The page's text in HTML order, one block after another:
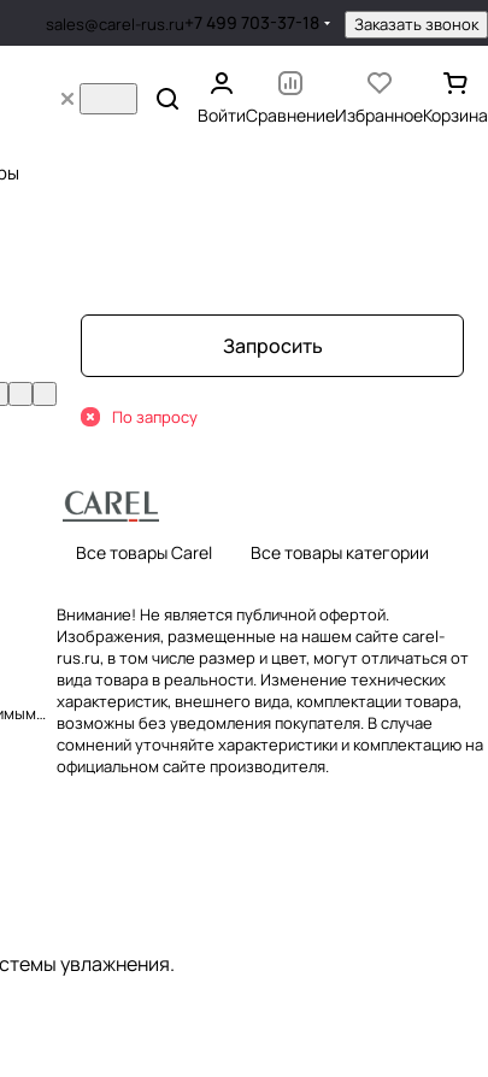
sales@carel-rus.ru+7 499 703-37-18 Заказать звонок
ВойтиСравнениеИзбранноеКорзина
Запросить
По запросу
Все товары Carel Все товары категории
Внимание! Не является публичной офертой.
Изображения, размещенные на нашем сайте carel-
rus.ru, в том числе размер и цвет, могут отличаться от
вида товара в реальности. Изменение технических
характеристик, внешнего вида, комплектации товара,
возможны без уведомления покупателя. В случае
сомнений уточняйте характеристики и комплектацию на
официальном сайте производителя.
увлажнения.